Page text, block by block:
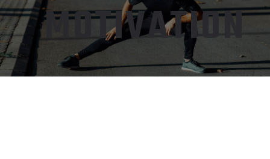
MOTIVATION